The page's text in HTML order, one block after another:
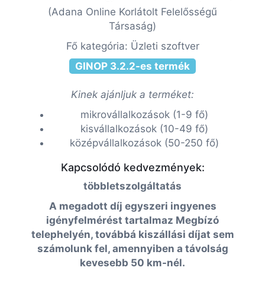
(Adana Online Korlátolt Felelősségű
Társaság)
Fő kategória: Üzleti szoftver
GINOP 3.2.2-es termék
Kinek ajánljuk a terméket:
mikrovállalkozások (1-9 fő)
kisvállalkozások (10-49 fő)
középvállalkozások (50-250 fő)
Kapcsolódó kedvezmények:
többletszolgáltatás
A megadott díj egyszeri ingyenes
igényfelmérést tartalmaz Megbízó
telephelyén, továbbá kiszállási díjat sem
számolunk fel, amennyiben a távolság
kevesebb 50 km-nél.